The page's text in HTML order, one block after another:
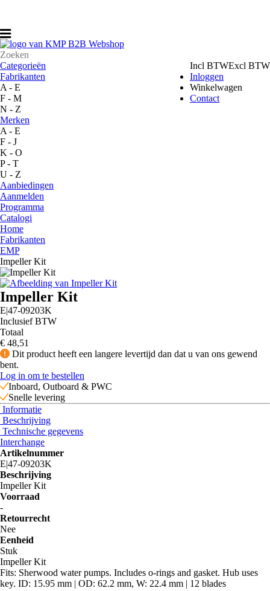
Toggle navigation
Incl BTWExcl BTW
Inloggen
Winkelwagen
Contact
Categorieën
Fabrikanten
A - E
F - M
N - Z
Merken
A - E
F - J
K - O
P - T
U - Z
Aanbiedingen
Aanmelden
Programma
Catalogi
Home
Fabrikanten
EMP
Impeller Kit
Impeller Kit
E|47-09203K
Inclusief BTW
Totaal
€ 48,51
Dit product heeft een langere levertijd dan dat u van ons gewend
bent.
Log in om te bestellen
Inboard, Outboard & PWC
Snelle levering
Informatie
Beschrijving
Technische gegevens
Interchange
Artikelnummer
E|47-09203K
Beschrijving
Impeller Kit
Voorraad
-
Retourrecht
Nee
Eenheid
Stuk
Impeller Kit
Fits: Sherwood water pumps. Includes o-rings and gasket. Hub uses
key. ID: 15.95 mm | OD: 62.2 mm, W: 22.4 mm | 12 blades